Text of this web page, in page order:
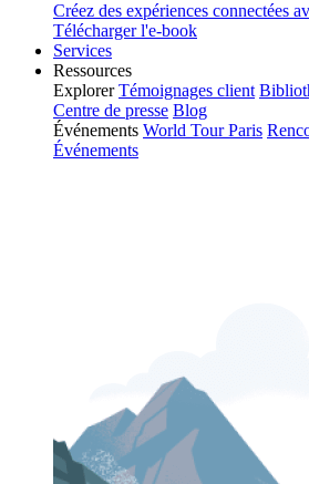
Créez des expériences connectées
Télécharger l'e-book
Services
Ressources
Explorer Témoignages client
Centre de presse Blog
Événements World Tour Paris
Événements